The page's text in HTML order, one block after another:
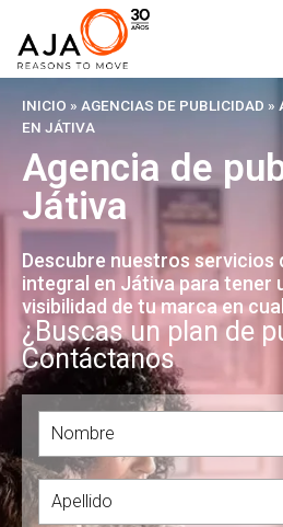
INICIO » AGENCIAS DE PUBLICIDAD »
EN JÁTIVA
Agencia de
Játiva
Descubre nuestros servicios
integral en Játiva para tener
visibilidad de tu marca en
¿Buscas un plan de
Contáctanos